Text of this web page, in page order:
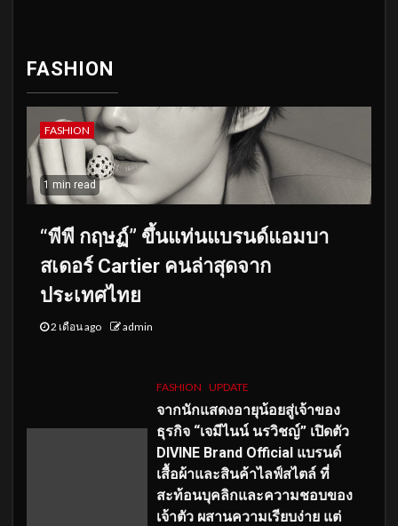
FASHION
FASHION
1 min read
“พีพี กฤษฏ์” ขึ้นแท่นแบรนด์แอมบา
สเดอร์ Cartier คนล่าสุดจาก
ประเทศไทย
2 เดือน ago admin
FASHION UPDATE
จากนักแสดงอายุน้อยสู่เจ้าของ
ธุรกิจ “เจมีไนน์ นรวิชญ์” เปิดตัว
DIVINE Brand Official แบรนด์
เสื้อผ้าและสินค้าไลฟ์สไตล์ ที่
สะท้อนบุคลิกและความชอบของ
เจ้าตัว ผสานความเรียบง่าย แต่